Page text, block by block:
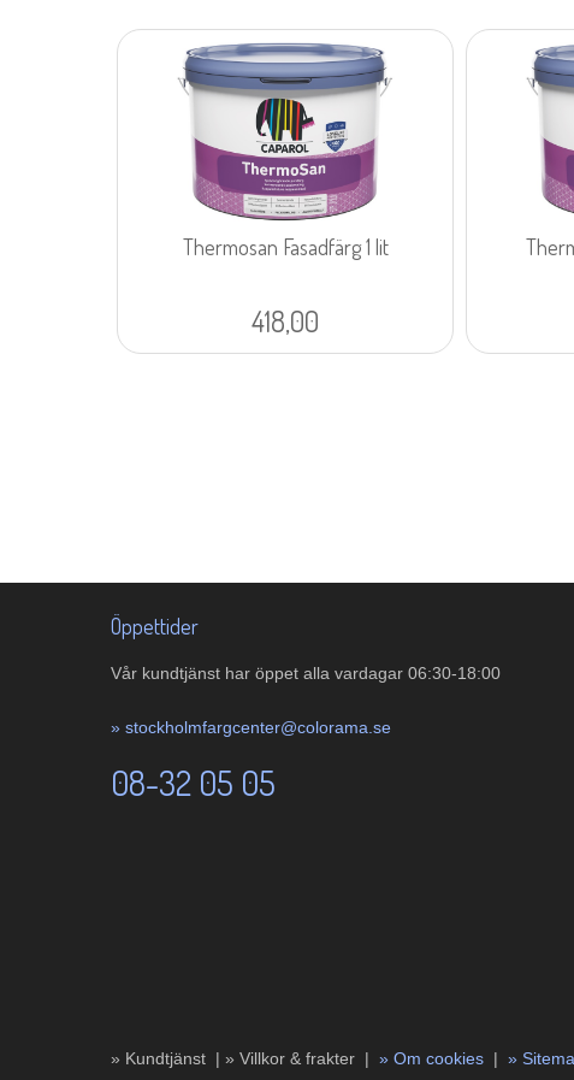
Thermosan Fasadfärg 1 lit
418,00
Öppettider
Vår kundtjänst har öppet alla vardagar 06:30-18:00
» stockholmfargcenter@colorama.se
08-32 05 05
» Kundtjänst | » Villkor & frakter | » Om cookies | »